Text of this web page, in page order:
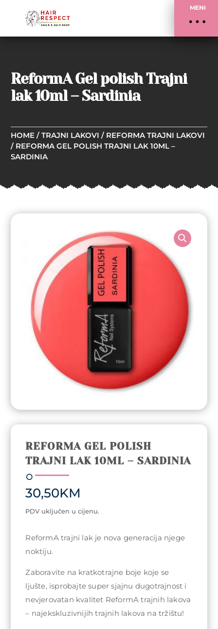
MENI
ReformA Gel polish Trajni
lak 10ml – Sardinia
HOME /TRAJNI LAKOVI / REFORMA TRAJNI LAKOVI
/ REFORMA GEL POLISH TRAJNI LAK 10ML –
SARDINIA
REFORMA GEL POLISH
TRAJNI LAK 10ML – SARDINIA
30,50KM
PDV uključen u cijenu.
ReformA trajni lak je nova generacija njege
noktiju.
Zaboravite na kratkotrajne boje koje se
ljušte, isprobajte super sjajnu dugotrajnost i
nevjerovatan kvalitet ReformA trajnih lakova
– najekskluzivnijih trajnih lakova na tržištu!